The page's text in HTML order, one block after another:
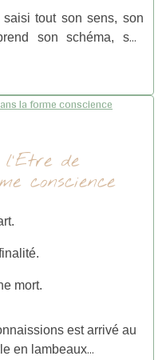
tout son sens, son
son schéma, son
de
conscience
mort.
est arrivé au
en lambeaux